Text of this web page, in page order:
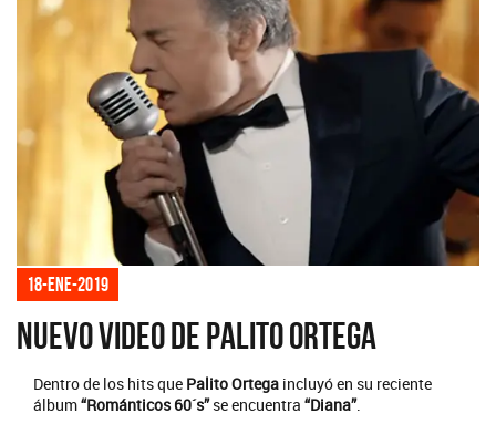
18-ene-2019
Nuevo video de Palito Ortega
Dentro de los hits que Palito Ortega incluyó en su reciente
álbum“Románticos 60´s”se encuentra “Diana”.